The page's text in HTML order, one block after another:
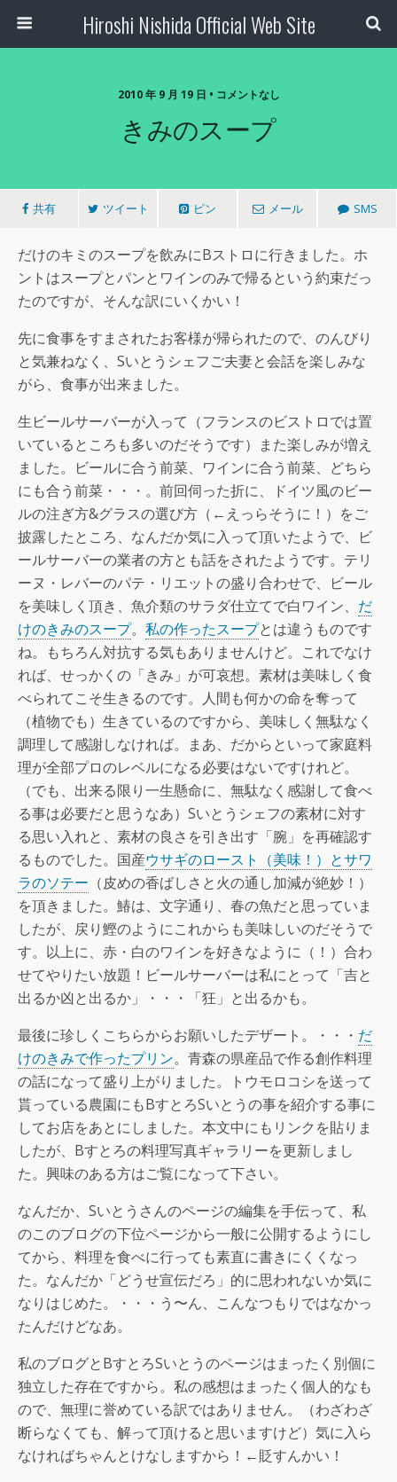
Hiroshi Nishida Official Web Site
2010 年 9 月 19 日 • コメントなし
きみのスープ
共有 ツイート ピン メール SMS
だけのキミのスープを飲みにBストロに行きました。ホ
ントはスープとパンとワインのみで帰るという約束だっ
たのですが、そんな訳にいくかい！
先に食事をすまされたお客様が帰られたので、のんびり
と気兼ねなく、Sいとうシェフご夫妻と会話を楽しみな
がら、食事が出来ました。
生ビールサーバーが入って（フランスのビストロでは置
いているところも多いのだそうです）また楽しみが増え
ました。ビールに合う前菜、ワインに合う前菜、どちら
にも合う前菜・・・。前回伺った折に、ドイツ風のビー
ルの注ぎ方&グラスの選び方（←えっらそうに！）をご
披露したところ、なんだか気に入って頂いたようで、ビ
ールサーバーの業者の方とも話をされたようです。テリ
ーヌ・レバーのパテ・リエットの盛り合わせで、ビール
を美味しく頂き、魚介類のサラダ仕立てで白ワイン、 だ
けのきみのスープ。 私の作ったスープとは違うものです
ね。もちろん対抗する気もありませんけど。これでなけ
れば、せっかくの「きみ」が可哀想。素材は美味しく食
べられてこそ生きるのです。人間も何かの命を奪って
（植物でも）生きているのですから、美味しく無駄なく
調理して感謝しなければ。まあ、だからといって家庭料
理が全部プロのレベルになる必要はないですけれど。
（でも、出来る限り一生懸命に、無駄なく感謝して食べ
る事は必要だと思うなあ）Sいとうシェフの素材に対す
る思い入れと、素材の良さを引き出す「腕」を再確認す
るものでした。国産ウサギのロースト（美味！）とサワ
ラのソテー （皮めの香ばしさと火の通し加減が絶妙！）
を頂きました。鰆は、文字通り、春の魚だと思っていま
したが、戻り鰹のようにこれからも美味しいのだそうで
す。以上に、赤・白のワインを好きなように（！）合わ
せてやりたい放題！ビールサーバーは私にとって「吉と
出るか凶と出るか」・・・「狂」と出るかも。
最後に珍しくこちらからお願いしたデザート。・・・ だ
けのきみで作ったプリン。青森の県産品で作る創作料理
の話になって盛り上がりました。トウモロコシを送って
貰っている農園にもBすとろSいとうの事を紹介する事に
してお店をあとにしました。本文中にもリンクを貼りま
したが、Bすとろの料理写真ギャラリーを更新しまし
た。興味のある方はご覧になって下さい。
なんだか、Sいとうさんのページの編集を手伝って、私
のこのブログの下位ページから一般に公開するようにし
てから、料理を食べに行っても素直に書きにくくなっ
た。なんだか「どうせ宣伝だろ」的に思われないか気に
なりはじめた。・・・う〜ん、こんなつもりではなかっ
たんだけどなあ。
私のブログとBすとろSいとうのページはまったく別個に
独立した存在ですから。私の感想はまったく個人的なも
ので、無理に誉めている訳ではありません。（わざわざ
断らなくても、解って頂けると思いますけど）気に入ら
なければちゃんとけなしますから！←貶すんかい！